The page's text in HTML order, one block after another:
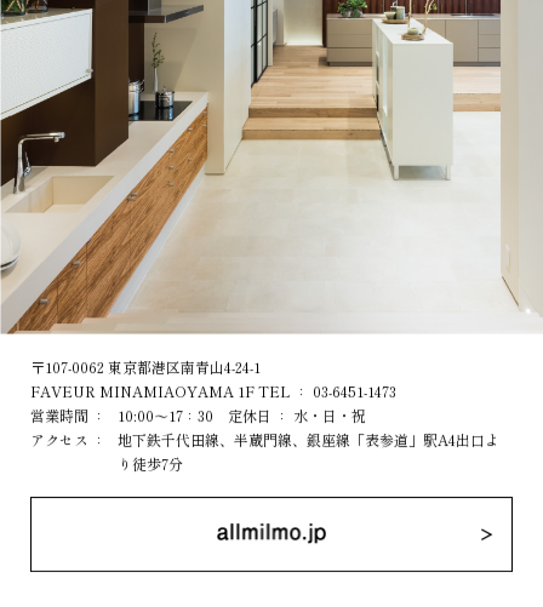
〒107-0062 東京都港区南青山4-24-1
FAVEUR MINAMIAOYAMA 1F TEL ： 03-6451-1473
営業時間 ：
10:00～17：30 定休日 ： 水・日・祝
アクセス ：
地下鉄千代田線、半蔵門線、銀座線「表参道」駅A4出口よ
り徒歩7分